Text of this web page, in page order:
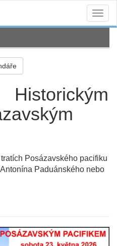
Historickým
Posázavského pacifiku
Paduánského nebo